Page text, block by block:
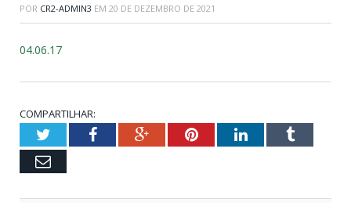
POR CR2-ADMIN3 EM 20 DE DEZEMBRO DE 2021
04.06.17
COMPARTILHAR:
TwitterFacebookGoogle+PinterestLinkedInTumblr
Email